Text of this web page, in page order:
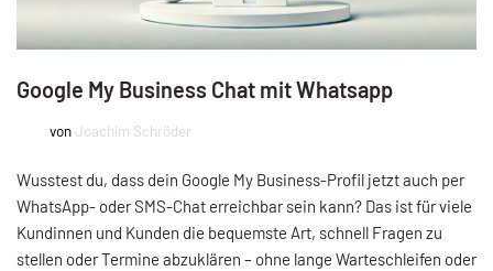
Google My Business Chat mit Whatsapp
von Joachim Schröder
Wusstest du, dass dein Google My Business-Profil jetzt auch per
WhatsApp- oder SMS-Chat erreichbar sein kann? Das ist für viele
Kundinnen und Kunden die bequemste Art, schnell Fragen zu
stellen oder Termine abzuklären – ohne lange Warteschleifen oder